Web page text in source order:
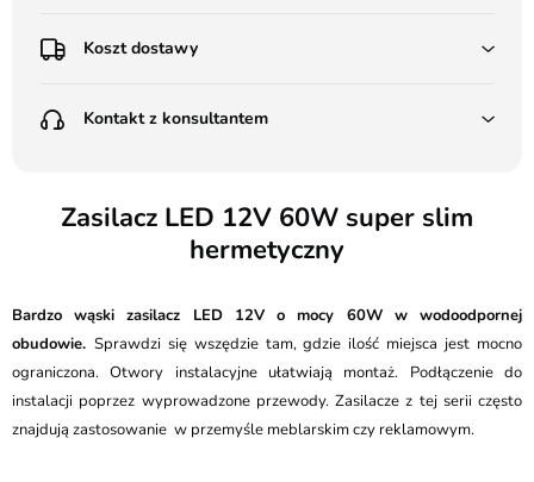
Koszt dostawy
Poczta Polska Kurier 48H - 11 zł
(od 1000 zł dla gabarytów, nie dotyczy produktów 3m)
Kurier GLS - 20 zł
Przesyłka Gabarytowa - 35 zł
Kontakt z konsultantem
Batalionów Chłopskich 12, 94-058 Łódź
Zasilacz LED 12V 60W super slim
hermetyczny
Bardzo wąski zasilacz LED 12V o mocy 60W w wodoodpornej
obudowie. Sprawdzi się wszędzie tam, gdzie ilość miejsca jest mocno
ograniczona. Otwory instalacyjne ułatwiają montaż. Podłączenie do
instalacji poprzez wyprowadzone przewody. Zasilacze z tej serii często
znajdują zastosowanie w przemyśle meblarskim czy reklamowym.